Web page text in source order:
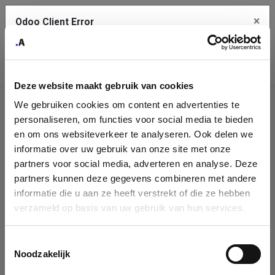
Deze website maakt gebruik van cookies
We gebruiken cookies om content en advertenties te
personaliseren, om functies voor social media te bieden
en om ons websiteverkeer te analyseren. Ook delen we
informatie over uw gebruik van onze site met onze
partners voor social media, adverteren en analyse. Deze
partners kunnen deze gegevens combineren met andere
informatie die u aan ze heeft verstrekt of die ze hebben
verzameld op basis van uw gebruik van hun services.
Noodzakelijk
Company
Identification
Please fill in your company details
You can search a company in our database by name, VAT or
enterprise ID. When a company is selected it will auto-complete the
form. If you don't find your company in our database, you can create
Odoo Client Error ×
service.
See details
Ok